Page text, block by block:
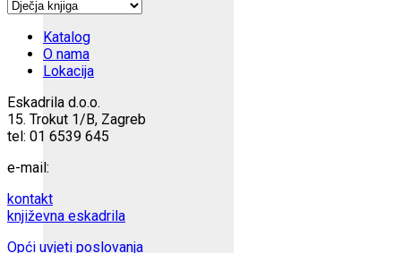
Katalog
O nama
Lokacija
Eskadrila d.o.o.
15. Trokut 1/B, Zagreb
tel: 01 6539 645
e-mail:
kontakt
književna eskadrila
Opći uvjeti poslovanja